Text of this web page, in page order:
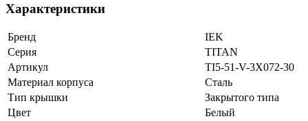
Характеристики
Бренд
IEK
Серия
TITAN
Артикул
TI5-51-V-3X072-30
Материал корпуса
Сталь
Тип крышки
Закрытого типа
Цвет
Белый